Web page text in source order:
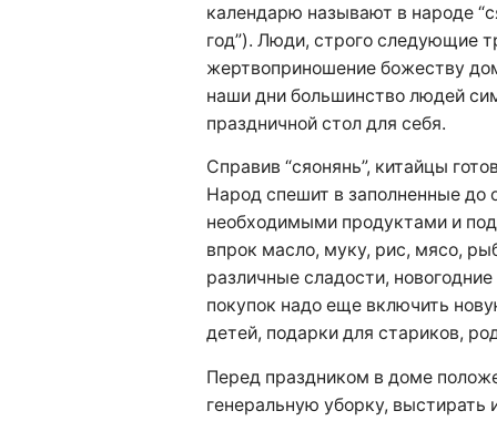
календарю называют в народе
год”). Люди, строго следующие
жертвоприношение божеству
наши дни большинство людей
праздничной стол для себя.
Справив “сяонянь”, китайцы
Народ спешит в заполненные до
необходимыми продуктами и
впрок масло, муку, рис, мясо,
различные сладости,
покупок надо еще включить
детей, подарки для стариков,
Перед праздником в доме
генеральную уборку,